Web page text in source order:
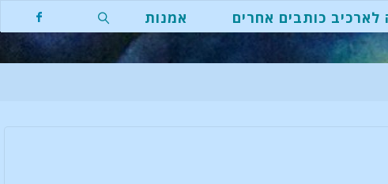
לארכיב כותבים אחרים אמנות